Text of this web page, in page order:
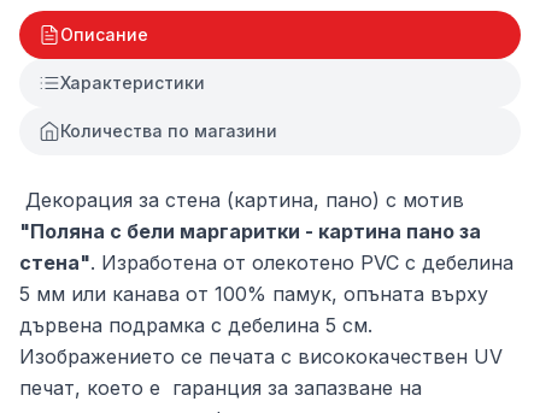
Описание
Характеристики
Количества по магазини
Декорация за стена (картина, пано) с мотив
"Поляна с бели маргаритки - картина пано за
стена". Изработена от олекотено PVC с дебелина
5 мм или канава от 100% памук, опъната върху
дървена подрамка с дебелина 5 см.
Изображението се печата с висококачествен UV
печат, което е гаранция за запазване на